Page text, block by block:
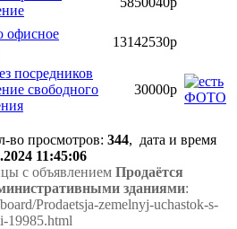
офисное
13142530р
посредников
свободного
30000р
во просмотров: 344, дата и время
11:45:06
с объявлением Продаётся
зданиями:
Prodaetsja-zemelnyj-uchastok-s-
19985.html